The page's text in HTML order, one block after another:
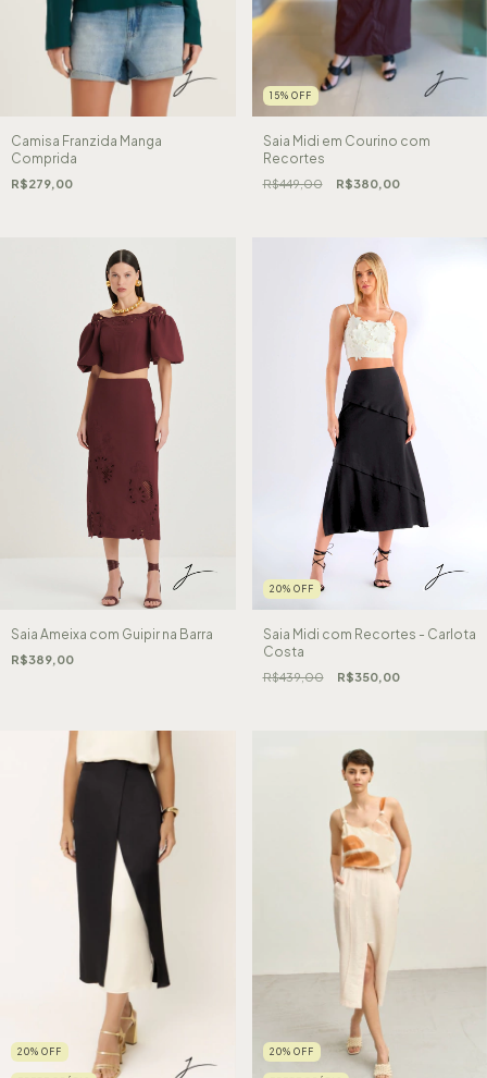
Camisa Franzida Manga
Comprida
R$279,00
15% OFF
Saia Midi em Courino com
Recortes
R$449,00 R$380,00
Saia Ameixa com Guipir na Barra
R$389,00
20% OFF
Saia Midi com Recortes - Carlota
Costa
R$439,00 R$350,00
20% OFF 20% OFF